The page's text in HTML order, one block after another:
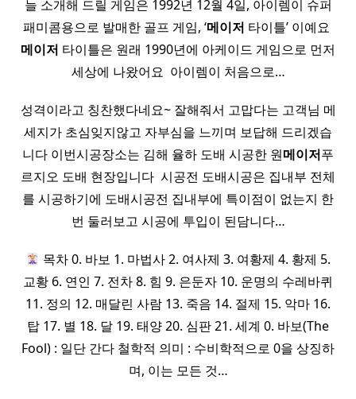
늘 소개해 드릴 게임은 1992년 12월 4일, 아이렘이 슈퍼
패미콤용으로 발매한 골프 게임, ‘메이저 타이틀’ 이예요 ​
메이저 타이틀은 원래 1990년에 아케이드 게임으로 먼저
세상에 나왔어요 ​ 아이렘이 처음으로…
성격이라고 칭찬했다네요~ 잘해줘서 고맙다는 고객님 메
세지가 초심잊지않고 자부심을 느끼며 보답해 드리겠습
니다 이번시공장소는 김해 율하 도배 시공한 원메이저푸
르지오 도배 현장입니다 ​ 시공전 도배시공은 집내부 전체
를 시공하기에 도배시공전 집내부에 특이점이 없는지 한
번 둘러보고 시공에 투입이 된담니다…
목차 0. 바보 1. 마법사 2. 여사제 3. 여황제 4. 황제 5.
교황 6. 연인 7. 전차 8. 힘 9. 은둔자 10. 운명의 수레바퀴
11. 정의 12. 매달린 사람 13. 죽음 14. 절제 15. 악마 16.
탑 17. 별 18. 달 19. 태양 20. 심판 21. 세계 0. 바보(The
Fool) : 일단 간다 철학적 의미 : 수비학적으로 0을 상징하
며, 이는 모든 것…